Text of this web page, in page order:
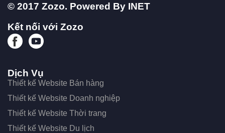
© 2017 Zozo. Powered By INET
Kết nối với Zozo
Dịch Vụ
Thiết kế Website Bán hàng
Thiết kế Website Doanh nghiệp
Thiết kế Website Thời trang
Thiết kế Website Du lịch